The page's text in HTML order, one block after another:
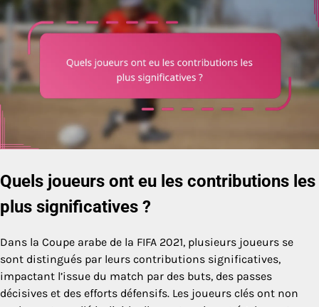
Quels joueurs ont eu les contributions les
plus significatives ?
Dans la Coupe arabe de la FIFA 2021, plusieurs joueurs se
sont distingués par leurs contributions significatives,
impactant l’issue du match par des buts, des passes
décisives et des efforts défensifs. Les joueurs clés ont non